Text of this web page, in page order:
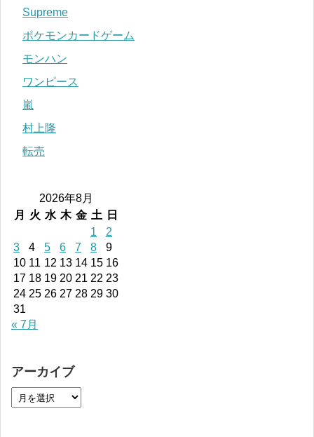
Supreme
ポケモンカードゲーム
モンハン
ワンピース
嵐
村上隆
転売
2026年8月
月
火 水 木 金 土
日
1
2
3
4 5 6 7 8
9
10 11 12 13 14 15 16
17 18 19 20 21 22 23
24 25 26 27 28 29 30
31
« 7月
アーカイブ